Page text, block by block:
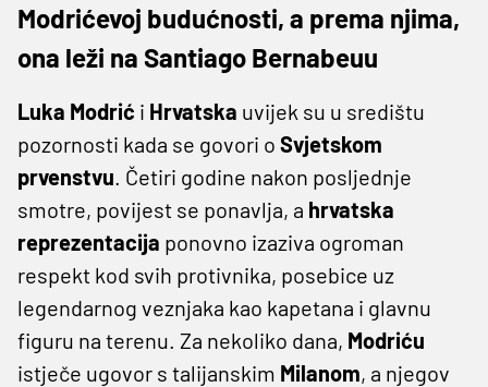
Modrićevoj budućnosti, a prema njima,
ona leži na Santiago Bernabeuu
Luka Modrić i Hrvatska uvijek su u središtu
pozornosti kada se govori o Svjetskom
prvenstvu. Četiri godine nakon posljednje
smotre, povijest se ponavlja, a hrvatska
reprezentacija ponovno izaziva ogroman
respekt kod svih protivnika, posebice uz
legendarnog veznjaka kao kapetana i glavnu
figuru na terenu. Za nekoliko dana, Modriću
istječe ugovor s talijanskim Milanom, a njegov